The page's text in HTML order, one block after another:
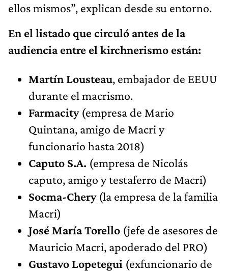
ellos mismos”, explican desde su entorno.
En el listado que circuló antes de la
audiencia entre el kirchnerismo están:
Martín Lousteau, embajador de EEUU
durante el macrismo.
Farmacity (empresa de Mario
Quintana, amigo de Macri y
funcionario hasta 2018)
Caputo S.A. (empresa de Nicolás
caputo, amigo y testaferro de Macri)
Socma-Chery (la empresa de la familia
Macri)
José María Torello (jefe de asesores de
Mauricio Macri, apoderado del PRO)
Gustavo Lopetegui (exfuncionario de